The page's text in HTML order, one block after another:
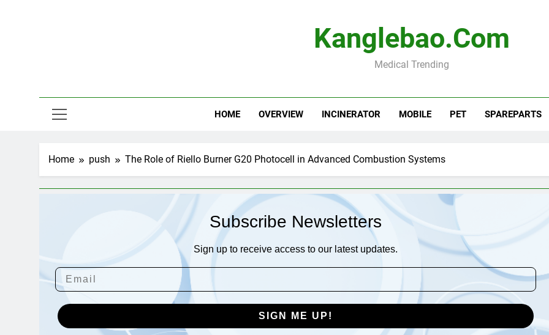
Kanglebao.com
Medical Trending
HOME OVERVIEW INCINERATOR MOBILE PET SPAREPARTS
Home push The Role of Riello Burner G20 Photocell in Advanced Combustion Systems
Subscribe Newsletters
Sign up to receive access to our latest updates.
SIGN ME UP!